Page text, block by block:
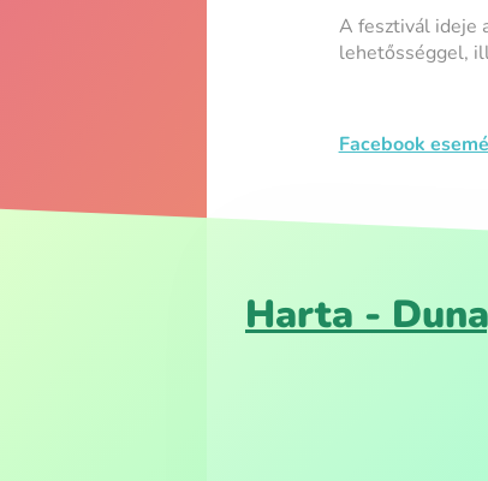
A fesztivál ideje
lehetősséggel,
Facebook
Harta -